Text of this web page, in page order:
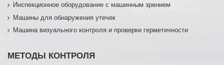
Инспекционное оборудование с машинным зрением
Машины для обнаружения утечек
Машина визуального контроля и проверки герметичности
МЕТОДЫ КОНТРОЛЯ